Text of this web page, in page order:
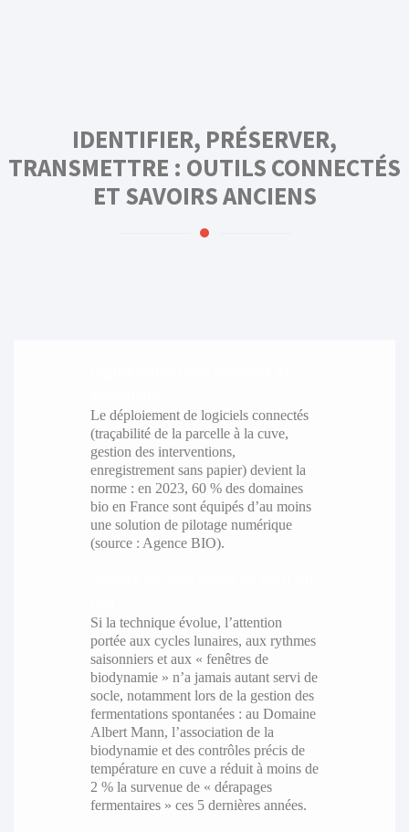
IDENTIFIER, PRÉSERVER,
TRANSMETTRE : OUTILS CONNECTÉS
ET SAVOIRS ANCIENS
Le déploiement de logiciels connectés
(traçabilité de la parcelle à la cuve,
gestion des interventions,
enregistrement sans papier) devient la
norme : en 2023, 60 % des domaines
bio en France sont équipés d’au moins
une solution de pilotage numérique
(source : Agence BIO).
Si la technique évolue, l’attention
portée aux cycles lunaires, aux rythmes
saisonniers et aux « fenêtres de
biodynamie » n’a jamais autant servi de
socle, notamment lors de la gestion des
fermentations spontanées : au Domaine
Albert Mann, l’association de la
biodynamie et des contrôles précis de
température en cuve a réduit à moins de
2 % la survenue de « dérapages
fermentaires » ces 5 dernières années.